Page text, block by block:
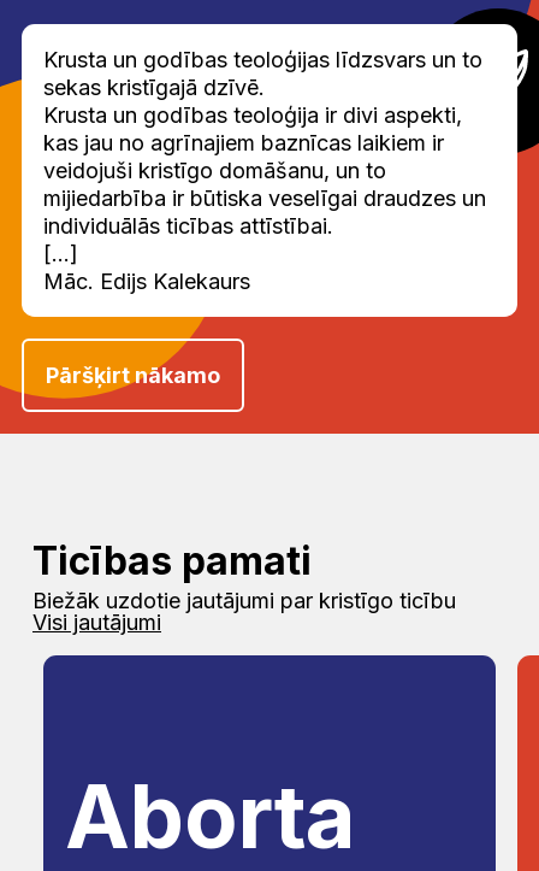
Krusta un godības teoloģijas līdzsvars un to
sekas kristīgajā dzīvē.
Krusta un godības teoloģija ir divi aspekti,
kas jau no agrīnajiem baznīcas laikiem ir
veidojuši kristīgo domāšanu, un to
mijiedarbība ir būtiska veselīgai draudzes un
individuālās ticības attīstībai.
[...]
Māc. Edijs Kalekaurs
Pāršķirt nākamo
Ticības pamati
Biežāk uzdotie jautājumi par kristīgo ticību
Visi jautājumi
Aborta